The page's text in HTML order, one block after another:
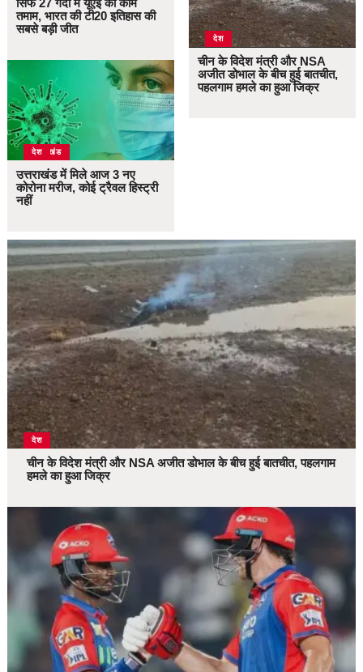
सिर्फ 27 गेंदों में यूएई का काम
तमाम, भारत की टी20 इतिहास की
सबसे बड़ी जीत
उत्तराखंड
देश
उत्तराखंड में मिले आज 3 नए
कोरोना मरीज, कोई ट्रैवल हिस्ट्री
नहीं
देश
चीन के विदेश मंत्री और NSA
अजीत डोभाल के बीच हुई बातचीत,
पहलगाम हमले का हुआ जिक्र
देश
चीन के विदेश मंत्री और NSA अजीत डोभाल के बीच हुई बातचीत, पहलगाम
हमले का हुआ जिक्र